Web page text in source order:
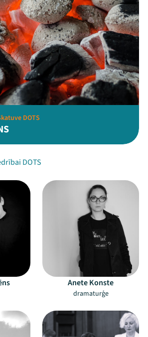
DOTS
DOTS
Anete Konste
dramaturģe